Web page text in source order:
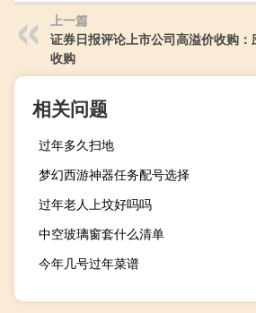
上一篇
证券日报评论上市公司高溢价收购
收购
相关问题
过年多久扫地
梦幻西游神器任务配号选择
过年老人上坟好吗吗
中空玻璃窗套什么清单
今年几号过年菜谱